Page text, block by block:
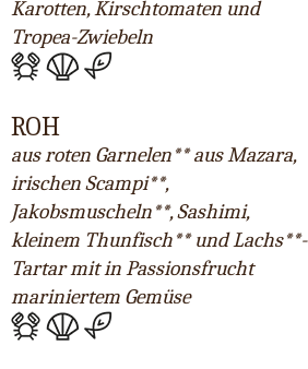
Karotten, Kirschtomaten und
Tropea-Zwiebeln
ROH
aus roten Garnelen** aus Mazara,
irischen Scampi**,
Jakobsmuscheln**, Sashimi,
kleinem Thunfisch** und Lachs**-
Tartar mit in Passionsfrucht
mariniertem Gemüse